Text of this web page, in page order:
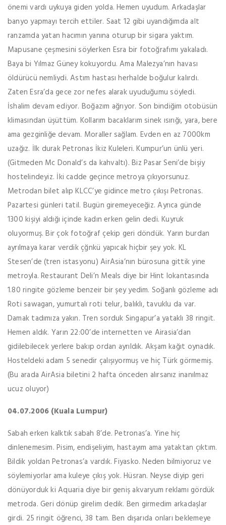
önemi vardı uykuya giden yolda. Hemen uyudum. Arkadaşlar
banyo yapmayı tercih ettiler. Saat 12 gibi uyandığımda alt
ranzamda yatan hacımın yanına oturup bir sigara yaktım.
Mapusane çeşmesini söylerken Esra bir fotoğrafımı yakaladı.
Baya bi Yılmaz Güney kokuyordu. Ama Malezya’nın havası
öldürücü nemliydi. Astım hastası herhalde boğulur kalırdı.
Zaten Esra’da gece zor nefes alarak uyuduğumu söyledi.
İshalim devam ediyor. Boğazım ağrıyor. Son bindiğim otobüsün
klimasından üşüttüm. Kollarım bacaklarım sinek ısırığı, yara, bere
ama gezginliğe devam. Moraller sağlam. Evden en az 7000km
uzağız. İlk durak Petronas İkiz Kuleleri. Kumpur’un ünlü yeri.
(Gitmeden Mc Donald’s da kahvaltı). Biz Pasar Seni’de bişiy
hostelindeyiz. İki cadde geçince metroya çıkıyorsunuz.
Metrodan bilet alıp KLCC’ye gidince metro çıkışı Petronas.
Pazartesi günleri tatil. Bugün giremeyeceğiz. Ayrıca günde
1300 kişiyi aldığı içinde kadın erken gelin dedi. Kuyruk
oluyormuş. Bir çok fotoğraf çekip geri döndük. Yarın burdan
ayrılmaya karar verdik çğnkü yapıcak hiçbir şey yok. KL
Stesen’de (tren istasyonu) AirAsia’nın bürosuna gittik yine
metroyla. Restaurant Deli’n Meals diye bir Hint lokantasında
1.80 ringite gözleme benzeir bir şey yedim. Soğanlı gözleme adı
Roti sawagan, yumurtalı roti telur, balıklı, tavuklu da var.
Damak tadımıza yakın. Tren sorduk Singapur’a yataklı 38 ringit.
Hemen aldık. Yarın 22:00’de internetten ve Airasia’dan
gidilebilecek yerlere bakıp ordan ayrıldık. Akşam kağıt oynadık.
Hosteldeki adam 5 senedir çalışıyormuş ve hiç Türk görmemiş.
(Bu arada AirAsia biletini 2 hafta önceden alırsanız inanılmaz
ucuz oluyor)
04.07.2006 (Kuala Lumpur)
Sabah erken kalktık sabah 8’de. Petronas’a. Yine hiç
dinlenemesim. Pisim, endişeliyim, hastayım ama yataktan çıktım.
Bildik yoldan Petronas’a vardık. Fiyasko. Neden bilmiyoruz ve
söylemiyorlar ama kuleye çıkış yok. Hüsran. Neyse diyip geri
dönüyorduk ki Aquaria diye bir geniş akvaryum reklamı gördük
metroda. Geri dönüp girelim dedik. Ben girmedim arkadaşlar
girdi. 25 ringit öğrenci, 38 tam. Ben dışarıda onları beklemeye